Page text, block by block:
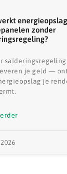
zonder
je geld —
je